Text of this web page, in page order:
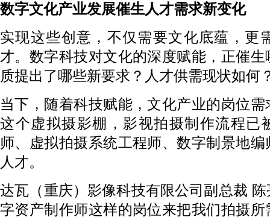
数字文化产业发展催生人才需求新变化
实现这些创意，不仅需要文化底蕴，更
才。数字科技对文化的深度赋能，正催
质提出了哪些新要求？人才供需现状如何
当下，随着科技赋能，文化产业的岗位
这个虚拟摄影棚，影视拍摄制作流程已
师、虚拟拍摄系统工程师、数字制景地
人才。
达瓦（重庆）影像科技有限公司副总裁
字资产制作师这样的岗位来把我们拍摄